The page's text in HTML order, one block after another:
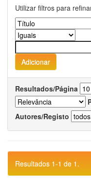
Utilizar filtros para
Resultados/Página
Autores/Registo
Resultados 1-1 de 1.